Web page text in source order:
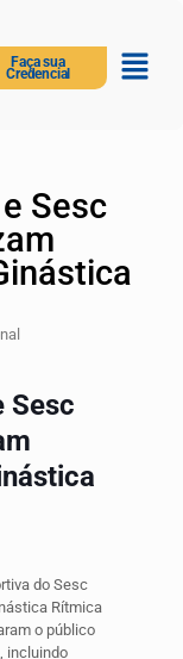
Faça sua
Credencial
Sesc
Sesc
do Sesc
Rítmica
o público
incluindo